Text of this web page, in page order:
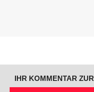
IHR KOMMENTAR